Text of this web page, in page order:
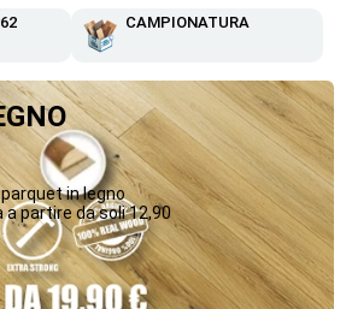
CAMPIONATURA
in legno
partire da soli 12,90